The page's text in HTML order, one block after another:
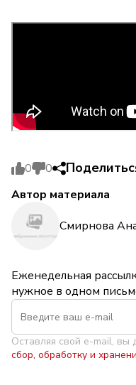
0 0
Автор материала
Смирнова
Еженедельная
нужное в одном
Оставляя свой e-mail, вы
сбор, обработку и